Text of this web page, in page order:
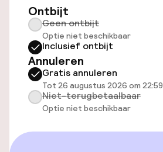
Luchthavenshuttle
Transferservice
Toegankelijkheid
Ontbijt
Geen ontbijt
Optie niet beschikbaar
Inclusief ontbijt
Annuleren
Gratis annuleren
Tot 26 augustus 2026 om 22:59
Niet-terugbetaalbaar
Optie niet beschikbaar